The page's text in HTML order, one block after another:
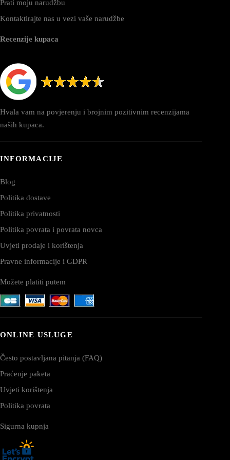
Prati moju narudžbu
Kontaktirajte nas u vezi vaše narudžbe
Recenzije kupaca
Hvala vam na povjerenju i brojnim pozitivnim recenzijama
naših kupaca.
INFORMACIJE
Blog
Politika dostave
Politika privatnosti
Politika povrata i povrata novca
Uvjeti prodaje i korištenja
Pravne informacije i GDPR
Možete platiti putem
ONLINE USLUGE
Često postavljana pitanja (FAQ)
Praćenje paketa
Uvjeti korištenja
Politika povrata
Sigurna kupnja